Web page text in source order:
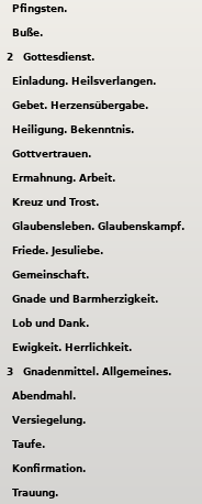
Pfingsten.
Buße.
2 Gottesdienst.
Einladung. Heilsverlangen.
Gebet. Herzensübergabe.
Heiligung. Bekenntnis.
Gottvertrauen.
Ermahnung. Arbeit.
Kreuz und Trost.
Glaubensleben. Glaubenskampf.
Friede. Jesuliebe.
Gemeinschaft.
Gnade und Barmherzigkeit.
Lob und Dank.
Ewigkeit. Herrlichkeit.
3 Gnadenmittel. Allgemeines.
Abendmahl.
Versiegelung.
Taufe.
Konfirmation.
Trauung.